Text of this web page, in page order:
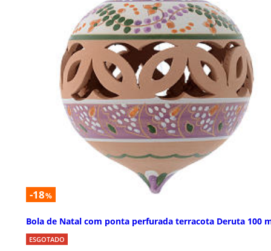
-18%
Bola de Natal com ponta perfurada terracota Deruta 100
ESGOTADO